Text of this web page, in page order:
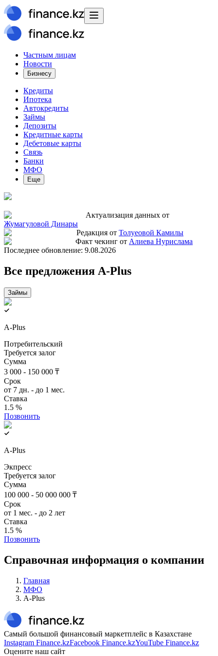
Частным лицам
Новости
Бизнесу
Кредиты
Ипотека
Автокредиты
Займы
Депозиты
Кредитные карты
Дебетовые карты
Связь
Банки
МФО
Еще
Актуализация данных от
Жумагуловой Динары
Редакция от Толуеовой Камилы
Факт чекинг от Алиева Нурислама
Последнее обновление: 9.08.2026
Все предложения A-Plus
Займы
A-Plus
Потребительский
Требуется залог
Сумма
3 000 - 150 000 ₸
Срок
от 7 дн. - до 1 мес.
Ставка
1.5 %
Позвонить
A-Plus
Экпресс
Требуется залог
Сумма
100 000 - 50 000 000 ₸
Срок
от 1 мес. - до 2 лет
Ставка
1.5 %
Позвонить
Справочная информация о компании
Главная
МФО
A-Plus
Самый большой финансовый маркетплейс в Казахстане
Instagram Finance.kzFacebook Finance.kzYouTube Finance.kz
Оцените наш сайт